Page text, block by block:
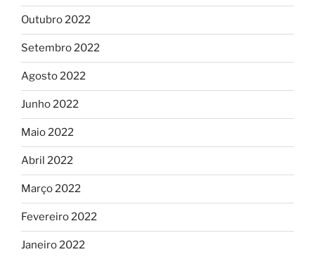
Outubro 2022
Setembro 2022
Agosto 2022
Junho 2022
Maio 2022
Abril 2022
Março 2022
Fevereiro 2022
Janeiro 2022